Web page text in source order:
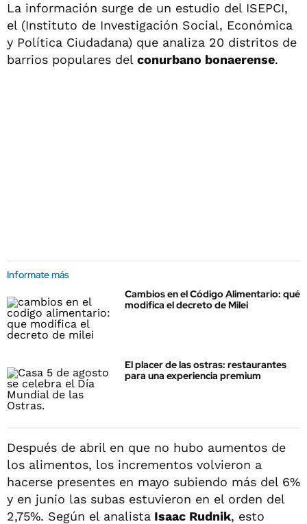
La información surge de un estudio del ISEPCI,
el (Instituto de Investigación Social, Económica
y Política Ciudadana) que analiza 20 distritos de
barrios populares del conurbano bonaerense.
Informate más
Cambios en el Código Alimentario: qué
modifica el decreto de Milei
El placer de las ostras: restaurantes
para una experiencia premium
Después de abril en que no hubo aumentos de
los alimentos, los incrementos volvieron a
hacerse presentes en mayo subiendo más del 6%
y en junio las subas estuvieron en el orden del
2,75%. Según el analista Isaac Rudnik, esto